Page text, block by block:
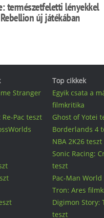
természetfeletti lényekkel
új játékában
Stranger
Pac teszt
Top cikkek
Egyik csata a
filmkritika
Ghost of Yotei
Borderlands 4
NBA 2K26 teszt
Sonic Racing:
teszt
Pac-Man World
Tron: Ares
Digimon Story:
teszt